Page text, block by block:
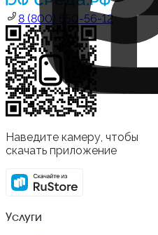
8 (800) 550-56-12
Наведите камеру, чтобы
скачать приложение
Услуги